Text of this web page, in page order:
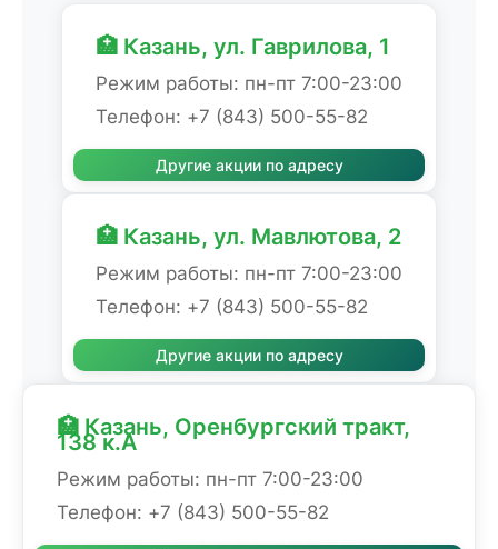
🏥 Казань, ул. Гаврилова, 1
Режим работы: пн-пт 7:00-23:00
Телефон: +7 (843) 500-55-82
Другие акции по адресу
🏥 Казань, ул. Мавлютова, 2
Режим работы: пн-пт 7:00-23:00
Телефон: +7 (843) 500-55-82
Другие акции по адресу
🏥 Казань, Оренбургский тракт,
138 к.А
Режим работы: пн-пт 7:00-23:00
Телефон: +7 (843) 500-55-82